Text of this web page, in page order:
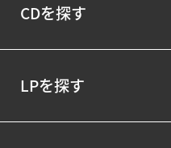
CDを探す
LPを探す